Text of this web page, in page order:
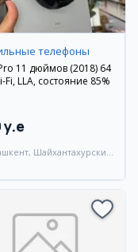
телефоны
11 дюймов (2018) 64
Fi, LLA, состояние 85%
y.e
Шайхантахурский